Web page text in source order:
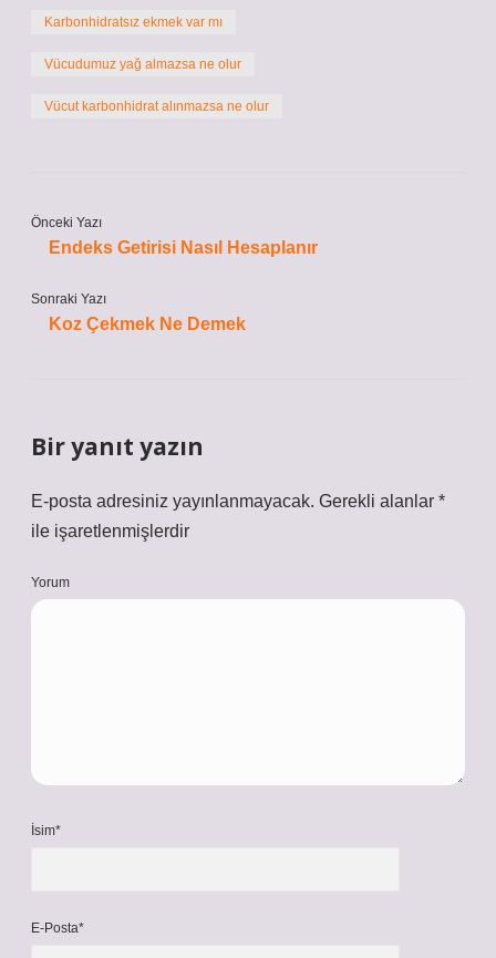
Karbonhidratsız ekmek var mı
Vücudumuz yağ almazsa ne olur
Vücut karbonhidrat alınmazsa ne olur
Önceki Yazı
Endeks Getirisi Nasıl Hesaplanır
Sonraki Yazı
Koz Çekmek Ne Demek
Bir yanıt yazın
E-posta adresiniz yayınlanmayacak. Gerekli alanlar *
ile işaretlenmişlerdir
Yorum
İsim*
E-Posta*